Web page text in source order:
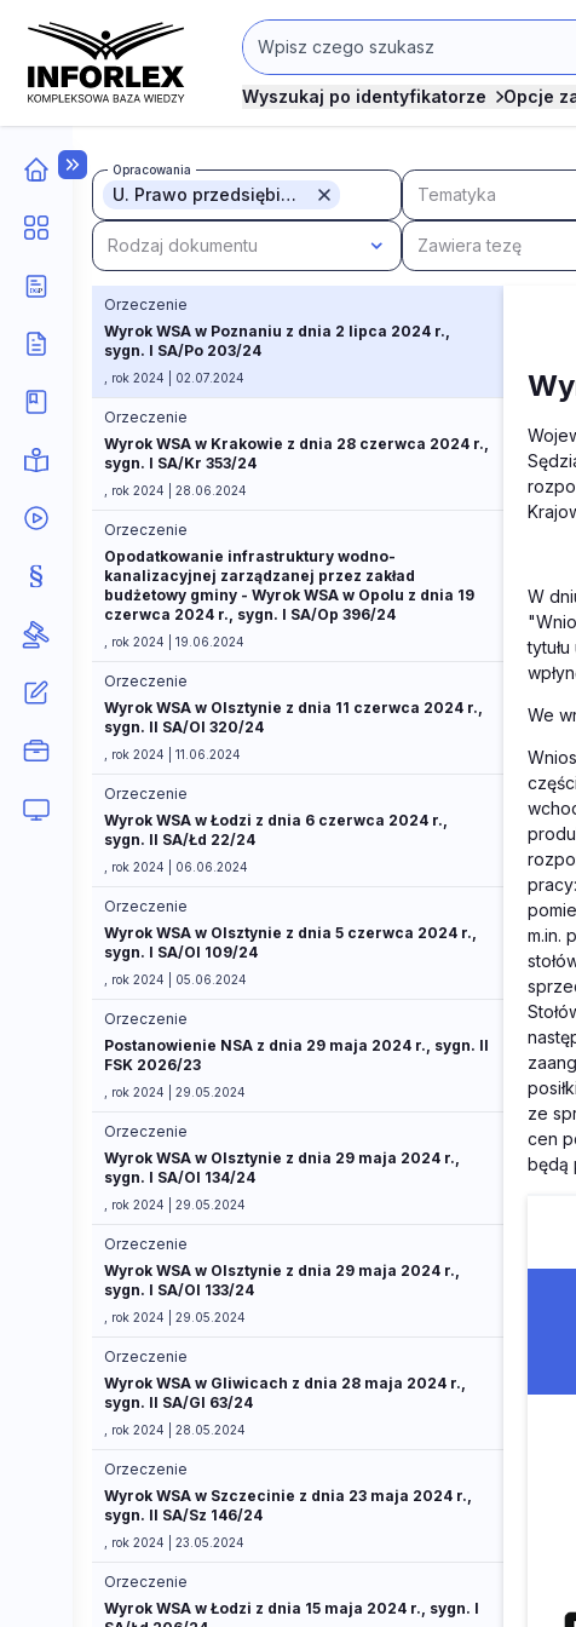
Wyszukaj po identyfikatorze Opcje
Opracowania
U. Prawo przedsiębiorców Tematyka
Rodzaj dokumentu Zawiera tezę
Orzeczenie
Wyrok WSA w Poznaniu z dnia 2 lipca 2024 r.,
sygn. I SA/Po 203/24
, rok 2024 | 02.07.2024
Orzeczenie
Wyrok WSA w Krakowie z dnia 28 czerwca 2024 r.,
sygn. I SA/Kr 353/24
, rok 2024 | 28.06.2024
Orzeczenie
Opodatkowanie infrastruktury wodno-
kanalizacyjnej zarządzanej przez zakład
budżetowy gminy - Wyrok WSA w Opolu z dnia 19
czerwca 2024 r., sygn. I SA/Op 396/24
, rok 2024 | 19.06.2024
Orzeczenie
Wyrok WSA w Olsztynie z dnia 11 czerwca 2024 r.,
sygn. II SA/Ol 320/24
, rok 2024 | 11.06.2024
Orzeczenie
Wyrok WSA w Łodzi z dnia 6 czerwca 2024 r.,
sygn. II SA/Łd 22/24
, rok 2024 | 06.06.2024
Orzeczenie
Wyrok WSA w Olsztynie z dnia 5 czerwca 2024 r.,
sygn. I SA/Ol 109/24
, rok 2024 | 05.06.2024
Orzeczenie
Postanowienie NSA z dnia 29 maja 2024 r., sygn. II
FSK 2026/23
, rok 2024 | 29.05.2024
Orzeczenie
Wyrok WSA w Olsztynie z dnia 29 maja 2024 r.,
sygn. I SA/Ol 134/24
, rok 2024 | 29.05.2024
Orzeczenie
Wyrok WSA w Olsztynie z dnia 29 maja 2024 r.,
sygn. I SA/Ol 133/24
, rok 2024 | 29.05.2024
Orzeczenie
Wyrok WSA w Gliwicach z dnia 28 maja 2024 r.,
sygn. II SA/Gl 63/24
, rok 2024 | 28.05.2024
Orzeczenie
Wyrok WSA w Szczecinie z dnia 23 maja 2024 r.,
sygn. II SA/Sz 146/24
, rok 2024 | 23.05.2024
Orzeczenie
Wyrok WSA w Łodzi z dnia 15 maja 2024 r., sygn. I
W
We
m.in.
ze
cen
będą